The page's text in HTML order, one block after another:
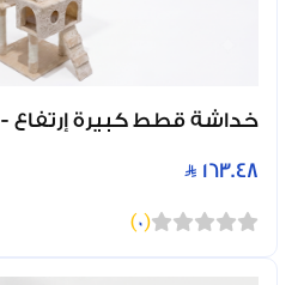
خداشة قطط كبيرة إرتفاع - 180 سم
163.48
(
0
)